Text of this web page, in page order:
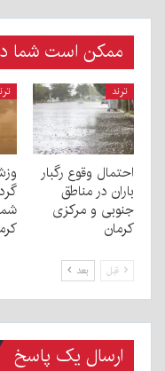
ممکن است شما
ترند
احتمال وقوع رگبار
باران در مناطق
جنوبی و مرکزی
کرمان
قبل بعد
ارسال یک پاسخ